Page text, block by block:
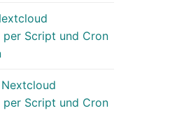
Script und Cron
Nextcloud
Script und Cron